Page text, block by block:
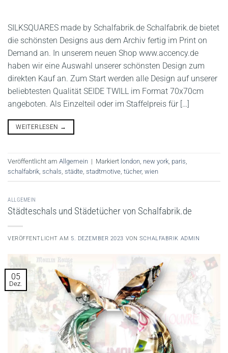
SILKSQUARES made by Schalfabrik.de Schalfabrik.de bietet
die schönsten Designs aus dem Archiv fertig im Print on
Demand an. In unserem neuen Shop www.accency.de
haben wir eine Auswahl unserer schönsten Design zum
direkten Kauf an. Zum Start werden alle Design auf unserer
beliebtesten Qualität SEIDE TWILL im Format 70x70cm
angeboten. Als Einzelteil oder im Staffelpreis für […]
WEITERLESEN →
Veröffentlicht am Allgemein | Markiert london new york paris
schalfabrik schals städte stadtmotive tücher, wien
ALLGEMEIN
Städteschals und Städetücher von Schalfabrik.de
VERÖFFENTLICHT AM 5. DEZEMBER 2023 VON SCHALFABRIK ADMIN
05
Dez.